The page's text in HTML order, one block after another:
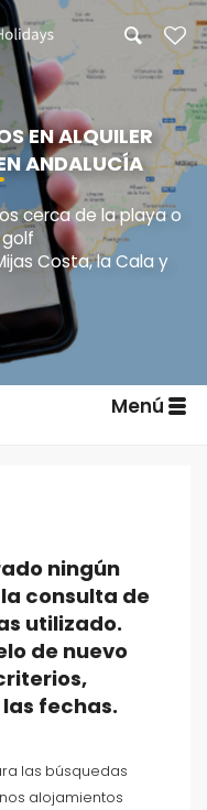
EN ALQUILER
ANDALUCÍA
cerca de la playa o
Costa, la Cala y
Menú
ningún
consulta de
utilizado.
de nuevo
fechas.
las búsquedas
alojamientos